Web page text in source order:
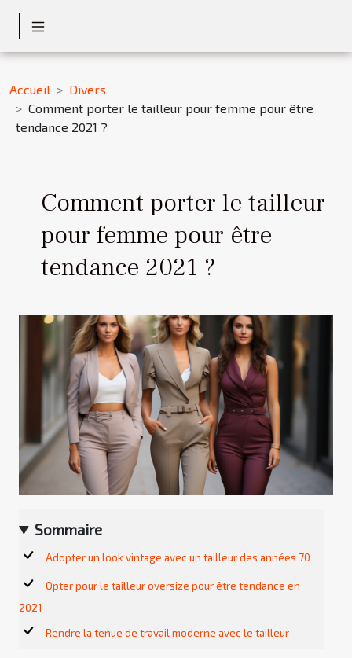
Accueil
Divers
Comment porter le tailleur pour femme pour être
tendance 2021 ?
Comment porter le tailleur
pour femme pour être
tendance 2021 ?
Sommaire
Adopter un look vintage avec un tailleur des années 70
Opter pour le tailleur oversize pour être tendance en
2021
Rendre la tenue de travail moderne avec le tailleur